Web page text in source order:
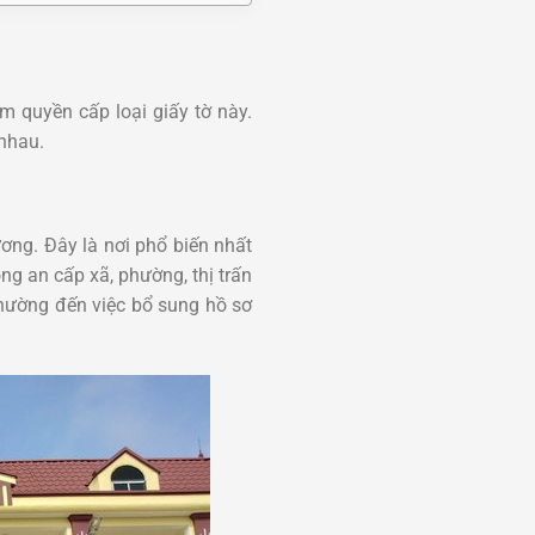
quyền cấp loại giấy tờ này.
Đây là nơi phổ biến nhất
an cấp xã, phường, thị trấn
đến việc bổ sung hồ sơ